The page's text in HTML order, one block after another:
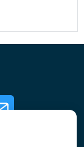
Newsletter